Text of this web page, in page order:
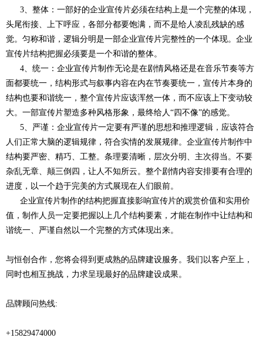
3、整体：一部好的企业宣传片必须在结构上是一个完整的体现，
头尾衔接、上下呼应，各部分都要饱满，而不是给人凌乱残缺的感
觉。匀称和谐，逻辑分明是一部企业宣传片完整性的一个体现。企业
宣传片结构把握必须要是一个和谐的整体。
4、统一：企业宣传片制作无论是在剧情风格还是在音乐节奏等方
面都要统一，结构形式与叙事内容在内在节奏要统一，宣传片本身的
结构也要和谐统一，整个宣传片应该浑然一体，而不应该上下变动较
大。一部宣传片塑造多种风格形象，最终给人“四不像”的感觉。
5、严谨：企业宣传片一定要有严谨的思想和推理逻辑，应该符合
人们正常大脑的逻辑规律，符合实情的发展规律。企业宣传片制作中
结构要严密、精巧、工整。条理要清晰，层次分明、主次得当。不要
杂乱无章、颠三倒四，让人不知所云。整个剧情内容安排要有合理的
进度，以一个趋于完美的方式展现在人们眼前。
企业宣传片制作的结构把握直接影响宣传片的观赏价值和实用价
值，制作人员一定要把握以上几个结构要素，才能在制作中让结构和
谐统一、严谨自然以一个完整的方式体现出来。
与恒创合作，您将会得到更成熟的品牌建设服务。我们以客户至上，
同时也相互挑战，力求呈现最好的品牌建设成果。
品牌顾问热线:
+15829474000